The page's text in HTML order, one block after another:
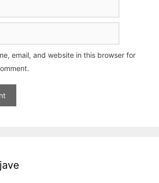
email, and website in this browser for